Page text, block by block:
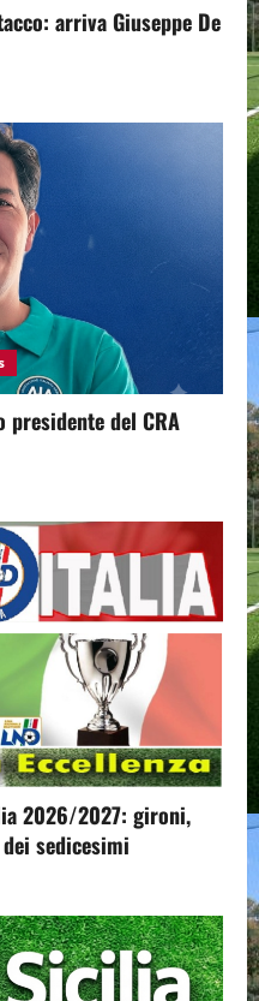
arriva Giuseppe De
presidente del CRA
2026/2027: gironi,
sedicesimi